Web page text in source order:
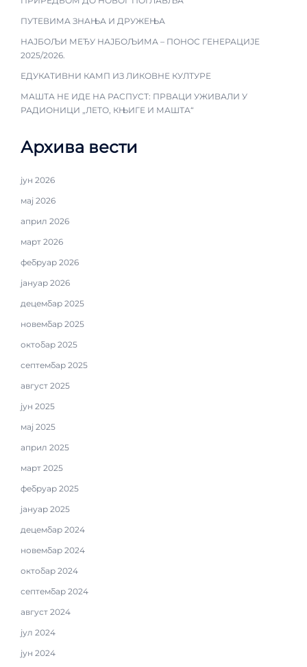
ПУТЕВИМА ЗНАЊА И ДРУЖЕЊА
НАЈБОЉИ МЕЂУ НАЈБОЉИМА – ПОНОС ГЕНЕРАЦИЈЕ
2025/2026.
ЕДУКАТИВНИ КАМП ИЗ ЛИКОВНЕ КУЛТУРЕ
МАШТА НЕ ИДЕ НА РАСПУСТ: ПРВАЦИ УЖИВАЛИ У
РАДИОНИЦИ „ЛЕТО, КЊИГЕ И МАШТА“
Архива вести
јун 2026
мај 2026
април 2026
март 2026
фебруар 2026
јануар 2026
децембар 2025
новембар 2025
октобар 2025
септембар 2025
август 2025
јун 2025
мај 2025
април 2025
март 2025
фебруар 2025
јануар 2025
децембар 2024
новембар 2024
октобар 2024
септембар 2024
август 2024
јул 2024
јун 2024